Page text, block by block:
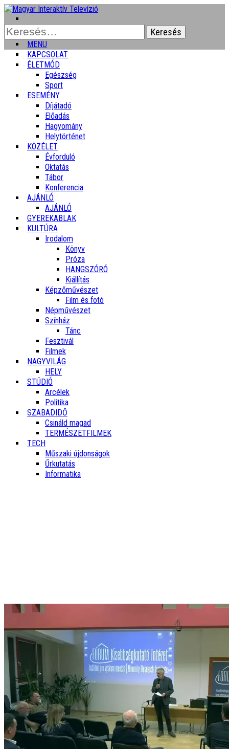
Keresés:
MENU
KAPCSOLAT
ÉLETMÓD
Egészség
Sport
ESEMÉNY
Díjátadó
Előadás
Hagyomány
Helytörténet
KÖZÉLET
Évforduló
Oktatás
Tábor
Konferencia
AJÁNLÓ
AJÁNLÓ
GYEREKABLAK
KULTÚRA
Irodalom
Könyv
Próza
HANGSZÓRÓ
Kiállítás
Képzőművészet
Film és fotó
Népművészet
Színház
Tánc
Fesztivál
Filmek
NAGYVILÁG
HELY
STÚDIÓ
Arcélek
Politika
SZABADIDŐ
Csináld magad
TERMÉSZETFILMEK
TECH
Műszaki újdonságok
Űrkutatás
Informatika